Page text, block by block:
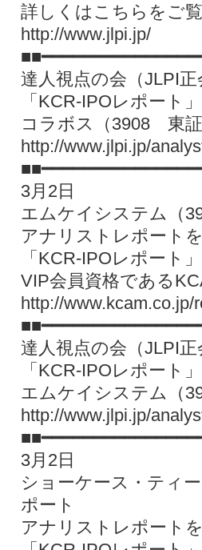
詳しくはこちらをご
http://www.jlpi.jp/
達人視点の会（JLPI
「KCR-IPOレポー
コラボス（3908 東
http://www.jlpi.jp/
3月2日
エムケイシステム（
アナリストレポート
「KCR-IPOレポー
VIP会員資格である
http://www.kcam.co.jp/
達人視点の会（JLPI
「KCR-IPOレポー
エムケイシステム（
http://www.jlpi.jp/
3月2日
ショーケース・ティ
ポート
アナリストレポート